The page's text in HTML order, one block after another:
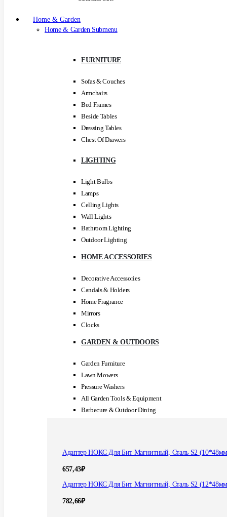
Home & Garden
Home & Garden Submenu
FURNITURE
Sofas & Couches
Armchairs
Bed Frames
Beside Tables
Dressing Tables
Chest Of Drawers
LIGHTING
Light Bulbs
Lamps
Celling Lights
Wall Lights
Bathroom Lighting
Outdoor Lighting
HOME ACCESSORIES
Decorative Accessories
Candals & Holders
Home Fragrance
Mirrors
Clocks
GARDEN & OUTDOORS
Garden Furniture
Lawn Mowers
Pressure Washers
All Garden Tools & Equipment
Barbecure & Outdoor Dining
Адаптер НОКС Для Бит Магнитный, Сталь S2
657,43₽
Адаптер НОКС Для Бит Магнитный, Сталь S2
782,66₽